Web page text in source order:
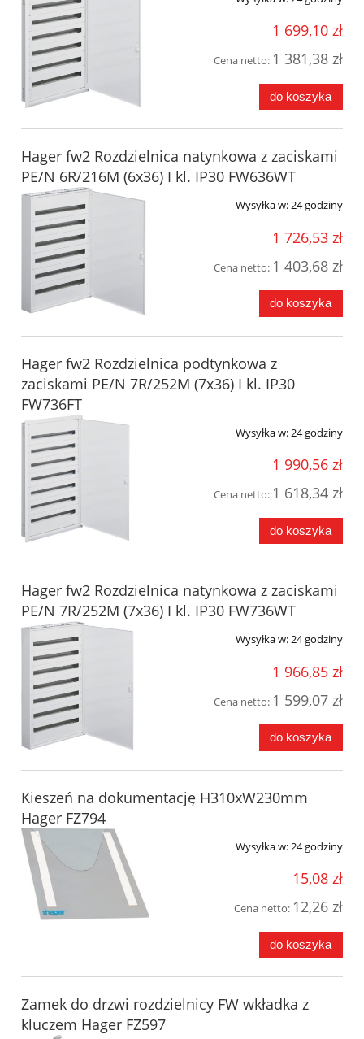
1 699,10 zł
Cena netto: 1 381,38 zł
do koszyka
Hager fw2 Rozdzielnica natynkowa z zaciskami
PE/N 6R/216M (6x36) I kl. IP30 FW636WT
Wysyłka w:24 godziny
1 726,53 zł
Cena netto: 1 403,68 zł
do koszyka
Hager fw2 Rozdzielnica podtynkowa z
zaciskami PE/N 7R/252M (7x36) I kl. IP30
FW736FT
Wysyłka w:24 godziny
1 990,56 zł
Cena netto: 1 618,34 zł
do koszyka
Hager fw2 Rozdzielnica natynkowa z zaciskami
PE/N 7R/252M (7x36) I kl. IP30 FW736WT
Wysyłka w:24 godziny
1 966,85 zł
Cena netto: 1 599,07 zł
do koszyka
Kieszeń na dokumentację H310xW230mm
Hager FZ794
Wysyłka w:24 godziny
15,08 zł
Cena netto: 12,26 zł
do koszyka
Zamek do drzwi rozdzielnicy FW wkładka z
kluczem Hager FZ597